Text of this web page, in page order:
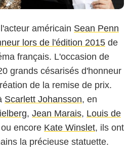
américain Sean Penn
lors de l'édition 2015 de
français. L'occasion de
grands césarisés d'honneur
de la remise de prix.
Scarlett Johansson, en
, Jean Marais, Louis de
ou encore Kate Winslet, ils ont
la précieuse statuette.